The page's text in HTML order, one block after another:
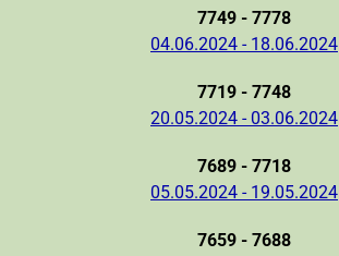
7749 - 7778
04.06.2024 - 18.06.2024
7719 - 7748
20.05.2024 - 03.06.2024
7689 - 7718
05.05.2024 - 19.05.2024
7659 - 7688